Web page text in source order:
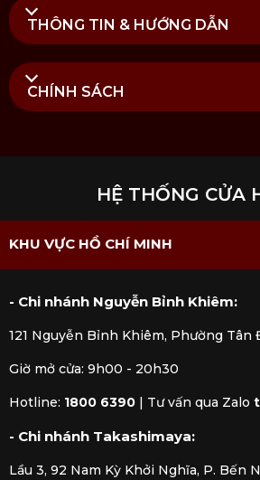
Wet
nhập khẩu chính hãng được
bởi các cơ quan chức năng. Mua
Konceptkhách hàng sẽ yên tâm
đủ chế độ bảo hành và dịch vụ
đem đến.
THÔNG TIN & HƯỚNG DẪN
CHÍNH SÁCH
HỆ THỐNG CỬA
KHU VỰC HỒ CHÍ MINH
- Chi nhánh Nguyễn Bỉnh Khiêm:
121 Nguyễn Bỉnh Khiêm, Phường Tân
Giờ mở cửa: 9h00 - 20h30
Hotline: 1800 6390 Tư vấn qua Zalo
- Chi nhánh Takashimaya:
Lầu 3, 92 Nam Kỳ Khởi Nghĩa, P. Bến